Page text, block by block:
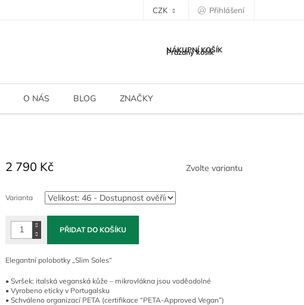
CZK Přihlášení
NÁKUPNÍ KOŠÍK
Prázdný košík
O NÁS BLOG ZNAČKY
2 790 Kč
cena:
Zvolte variantu
Varianta
PŘIDAT DO KOŠÍKU
Elegantní polobotky „Slim Soles“
• Svršek: italská veganská kůže – mikrovlákna jsou voděodolné
• Vyrobeno eticky v Portugalsku
• Schváleno organizací PETA (certifikace “PETA-Approved Vegan”)